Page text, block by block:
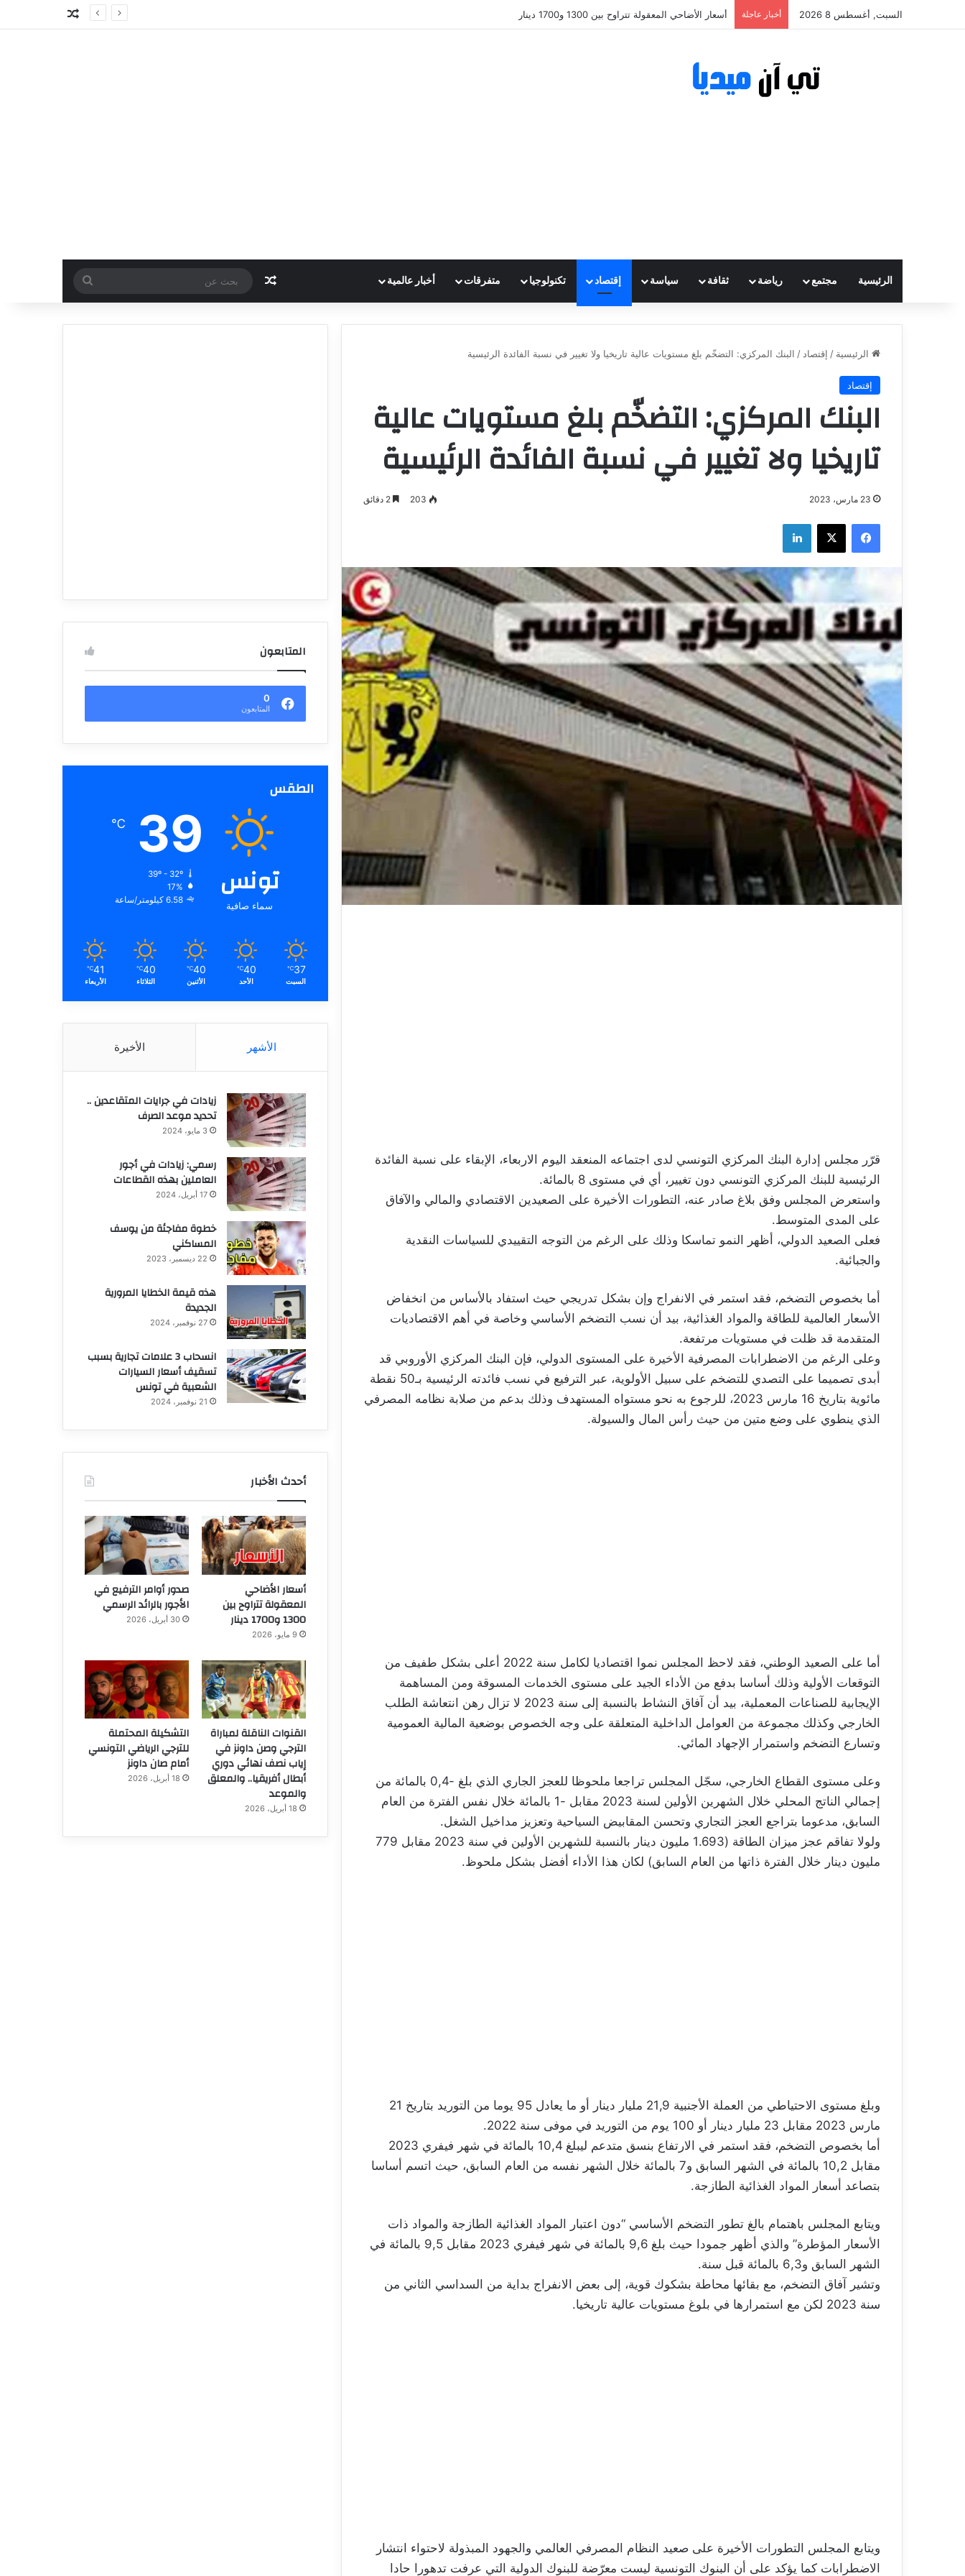
السبت, أغسطس 8 2026 أخبار عاجلة أسعار الأضاحي المعقولة تتراوح بين 1300 و1700 دينار مقال عشوائي
الرئيسية مجتمع رياضة ثقافة سياسة إقتصاد تكنولوجيا متفرقات أخبار عالمية مقال عشوائي
بحث
عن
الرئيسية / إقتصاد / البنك المركزي: التضخّم بلغ مستويات عالية تاريخيا ولا تغيير في نسبة الفائدة الرئيسية
إقتصاد
البنك المركزي: التضخّم بلغ مستويات عالية
تاريخيا ولا تغيير في نسبة الفائدة الرئيسية
23 مارس، 2023 203
فيسبوك ‫X لينكدإن
قرّر مجلس إدارة البنك المركزي التونسي لدى اجتماعه المنعقد اليوم الاربعاء، الإبقاء على نسبة الفائدة
الرئيسية للبنك المركزي التونسي دون تغيير، أي في مستوى 8 بالمائة.
واستعرض المجلس وفق بلاغ صادر عنه، التطورات الأخيرة على الصعيدين الاقتصادي والمالي والآفاق
على المدى المتوسط.
فعلى الصعيد الدولي، أظهر النمو تماسكا وذلك على الرغم من التوجه التقييدي للسياسات النقدية
والجبائية.
أما بخصوص التضخم، فقد استمر في الانفراج وإن بشكل تدريجي حيث استفاد بالأساس من انخفاض
الأسعار العالمية للطاقة والمواد الغذائية، بيد أن نسب التضخم الأساسي وخاصة في أهم الاقتصاديات
المتقدمة قد ظلت في مستويات مرتفعة.
وعلى الرغم من الاضطرابات المصرفية الأخيرة على المستوى الدولي، فإن البنك المركزي الأوروبي قد
أبدى تصميما على التصدي للتضخم على سبيل الأولوية، عبر الترفيع في نسب فائدته الرئيسية بـ50 نقطة
مائوية بتاريخ 16 مارس 2023، للرجوع به نحو مستواه المستهدف وذلك بدعم من صلابة نظامه المصرفي
الذي ينطوي على وضع متين من حيث رأس المال والسيولة.
أما على الصعيد الوطني، فقد لاحظ المجلس نموا اقتصاديا لكامل سنة 2022 أعلى بشكل طفيف من
التوقعات الأولية وذلك أساسا بدفع من الأداء الجيد على مستوى الخدمات المسوقة ومن المساهمة
الإيجابية للصناعات المعملية، بيد أن آفاق النشاط بالنسبة إلى سنة 2023 لا تزال رهن انتعاشة الطلب
الخارجي وكذلك مجموعة من العوامل الداخلية المتعلقة على وجه الخصوص بوضعية المالية العمومية
وتسارع التضخم واستمرار الإجهاد المائي.
وعلى مستوى القطاع الخارجي، سجّل المجلس تراجعا ملحوظا للعجز الجاري الذي بلغ -0,4 بالمائة من
إجمالي الناتج المحلي خلال الشهرين الأولين لسنة 2023 مقابل -1 بالمائة خلال نفس الفترة من العام
السابق، مدعوما بتراجع العجز التجاري وتحسن المقابيض السياحية وتعزيز مداخيل الشغل.
ولولا تفاقم عجز ميزان الطاقة (1.693 مليون دينار بالنسبة للشهرين الأولين في سنة 2023 مقابل 779
مليون دينار خلال الفترة ذاتها من العام السابق) لكان هذا الأداء أفضل بشكل ملحوظ.
وبلغ مستوى الاحتياطي من العملة الأجنبية 21,9 مليار دينار أو ما يعادل 95 يوما من التوريد بتاريخ 21
مارس 2023 مقابل 23 مليار دينار أو 100 يوم من التوريد في موفى سنة 2022.
أما بخصوص التضخم، فقد استمر في الارتفاع بنسق متدعم ليبلغ 10,4 بالمائة في شهر فيفري 2023
مقابل 10,2 بالمائة في الشهر السابق و7 بالمائة خلال الشهر نفسه من العام السابق، حيث اتسم أساسا
بتصاعد أسعار المواد الغذائية الطازجة.
ويتابع المجلس باهتمام بالغ تطور التضخم الأساسي “دون اعتبار المواد الغذائية الطازجة والمواد ذات
الأسعار المؤطرة” والذي أظهر جمودا حيث بلغ 9,6 بالمائة في شهر فيفري 2023 مقابل 9,5 بالمائة في
الشهر السابق و6,3 بالمائة قبل سنة.
وتشير آفاق التضخم، مع بقائها محاطة بشكوك قوية، إلى بعض الانفراج بداية من السداسي الثاني من
سنة 2023 لكن مع استمرارها في بلوغ مستويات عالية تاريخيا.
ويتابع المجلس التطورات الأخيرة على صعيد النظام المصرفي العالمي والجهود المبذولة لاحتواء انتشار
الاضطرابات كما يؤكد على أن البنوك التونسية ليست معرّضة للبنوك الدولية التي عرفت تدهورا حادا
المتابعون
0
المتابعون
الطقس
تونس
سماء صافية
39
℃
39º - 32º
17%
6.58 كيلومتر/ساعة
37
℃
السبت
40
℃
الأحد
40
℃
الأثنين
40
℃
الثلاثاء
41
℃
الأربعاء
الأشهر الأخيرة
زيادات في جرايات المتقاعدين ..
تحديد موعد الصرف
3 مايو، 2024
رسمي: زيادات في أجور
العاملين بهذه القطاعات
17 أبريل، 2024
خطوة مفاجئة من يوسف
المساكني
22 ديسمبر، 2023
هذه قيمة الخطايا المرورية
الجديدة
27 نوفمبر، 2024
انسحاب 3 علامات تجارية بسبب
تسقيف أسعار السيارات
الشعبية في تونس
21 نوفمبر، 2024
أحدث الأخبار
أسعار الأضاحي
المعقولة تتراوح بين
1300 و1700 دينار
9 مايو، 2026
صدور أوامر الترفيع في
الأجور بالرائد الرسمي
30 أبريل، 2026
القنوات الناقلة لمباراة
الترجي وصن داونز في
إياب نصف نهائي دوري
أبطال أفريقيا.. والمعلق
والموعد
18 أبريل، 2026
التشكيلة المحتملة
للترجي الرياضي التونسي
أمام صان داونز
18 أبريل، 2026